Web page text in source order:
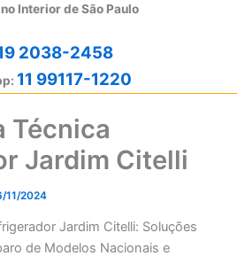
Interior de São Paulo
2038-2458
11 99117-1220
Técnica
Jardim Citelli
11/2024
Jardim Citelli: Soluções
de Modelos Nacionais e